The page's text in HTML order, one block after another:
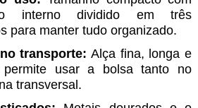
interno dividido em três
para manter tudo organizado.
transporte: Alça fina, longa e
permite usar a bolsa tanto no
transversal.